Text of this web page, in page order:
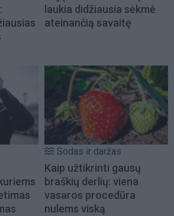
laukia didžiausia sėkmė
ateinančią savaitę
Sodas ir daržas
Kaip užtikrinti gausų
braškių derlių: viena
vasaros procedūra
nulems viską